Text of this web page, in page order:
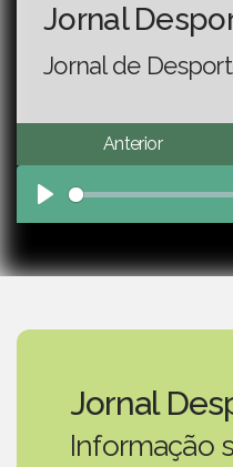
Jornal
Jornal de
Anterior
Play
Jornal
Informação